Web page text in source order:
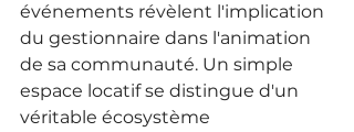
événements révèlent l'implication
du gestionnaire dans l'animation
de sa communauté. Un simple
espace locatif se distingue d'un
véritable écosystème